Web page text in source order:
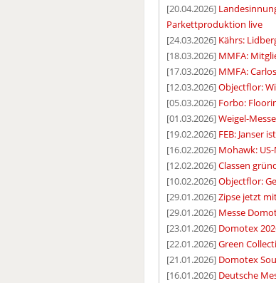
[20.04.2026]
Parkettproduktion live
[24.03.2026] Kährs:
[18.03.2026] MMFA:
[17.03.2026] MMFA:
[12.03.2026]Objectflor:
[05.03.2026] Forbo:
[01.03.2026]Weigel-
[19.02.2026] FEB: Janser
[16.02.2026] Mohawk:
[12.02.2026]Classen
[10.02.2026]Objectflor:
[29.01.2026]Zipse jetzt
[29.01.2026] Messe
[23.01.2026] Domotex
[22.01.2026]Green
[21.01.2026] Domotex
[16.01.2026] Deutsche